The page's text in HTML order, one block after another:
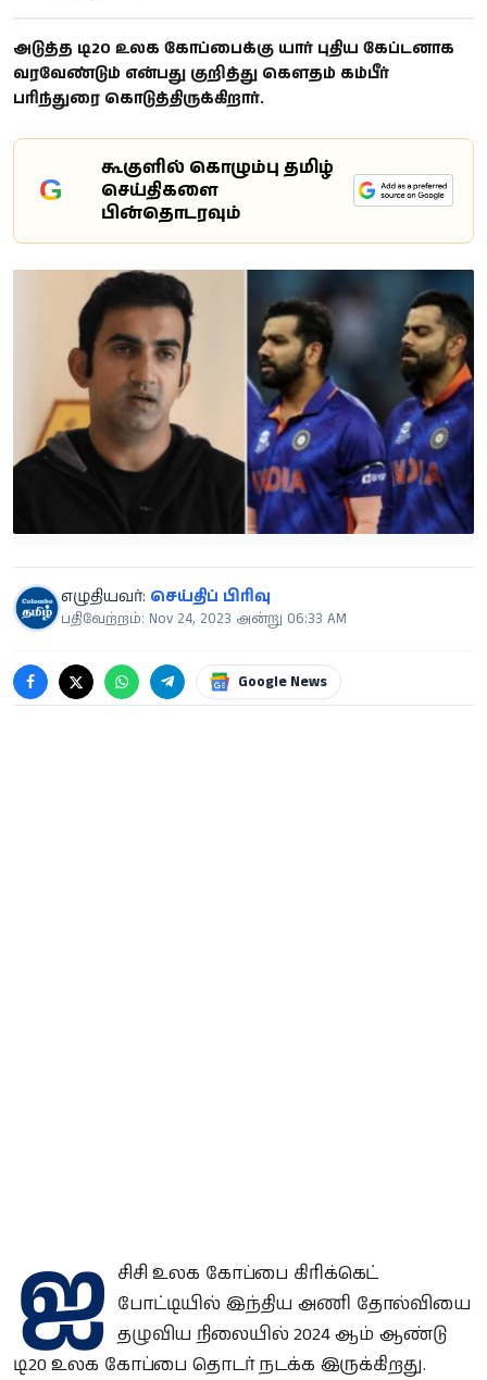
அடுத்த டி20 உலக கோப்பைக்கு யார் புதிய கேப்டனாக
வரவேண்டும் என்பது குறித்து கௌதம் கம்பீர்
பரிந்துரை கொடுத்திருக்கிறார்.
G
கூகுளில் கொழும்பு தமிழ்
செய்திகளை
பின்தொடரவும்
எழுதியவர்: செய்திப் பிரிவு
பதிவேற்றம்: Nov 24, 2023 அன்று 06:33 AM
Google News
ஐ சிசி உலக கோப்பை கிரிக்கெட்
போட்டியில் இந்திய அணி தோல்வியை
தழுவிய நிலையில் 2024 ஆம் ஆண்டு
டி20 உலக கோப்பை தொடர் நடக்க இருக்கிறது.